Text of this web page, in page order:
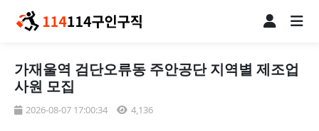
가재울역 검단오류동 주안공단 지역별 제조업
사원 모집
2026-08-07 17:00:34 4,136